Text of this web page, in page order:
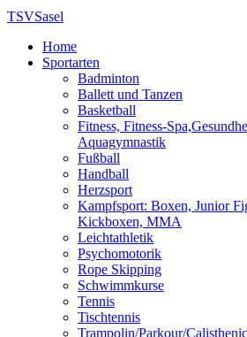
TSVSasel
Home
Sportarten
Badminton
Ballett und Tanzen
Basketball
Fitness, Fitness-
Aquagymnastik
Fußball
Handball
Herzsport
Kampfsport: Boxen, Junior
Kickboxen, MMA
Leichtathletik
Psychomotorik
Rope Skipping
Schwimmkurse
Tennis
Tischtennis
Trampolin/Parkour/